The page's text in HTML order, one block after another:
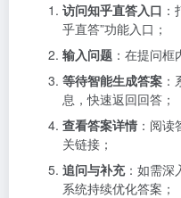
访问知乎直答入口
乎直答”功能入口；
输入问题 ：在提问
等待智能生成答案
息，快速返回回答；
查看答案详情 ：阅
关链接；
追问与补充：如需深
系统持续优化答案；